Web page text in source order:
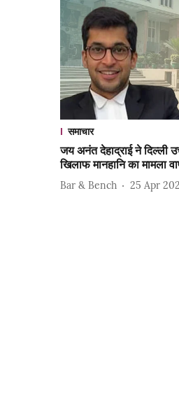
समाचार
जय अनंत देहाद्राई ने दिल्ली
खिलाफ मानहानि का मामला
Bar & Bench 25 Apr